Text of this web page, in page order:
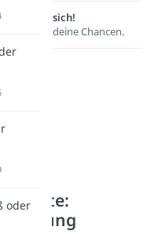
lohnt sich!
hier deine Chancen.
Inhalte:
oder